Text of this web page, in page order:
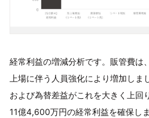
経常利益の増減分析です。販管費は
上場に伴う人員強化により増加し
および為替差益がこれを大きく上回
11億4,600万円の経常利益を確保しま